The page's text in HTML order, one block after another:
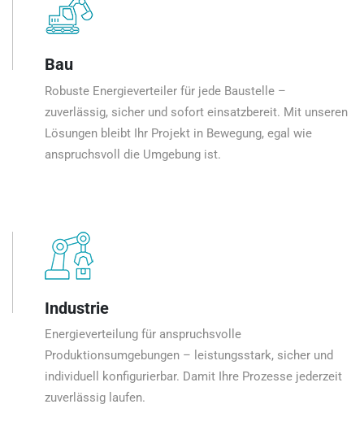
Bau
Robuste Energieverteiler für jede Baustelle –
zuverlässig, sicher und sofort einsatzbereit. Mit unseren
Lösungen bleibt Ihr Projekt in Bewegung, egal wie
anspruchsvoll die Umgebung ist.
Industrie
Energieverteilung für anspruchsvolle
Produktionsumgebungen – leistungsstark, sicher und
individuell konfigurierbar. Damit Ihre Prozesse jederzeit
zuverlässig laufen.